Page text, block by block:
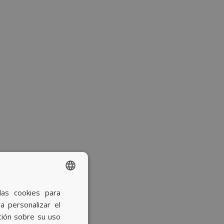
SPANISH
BASQUE
cookies para
personalizar el
sobre su uso